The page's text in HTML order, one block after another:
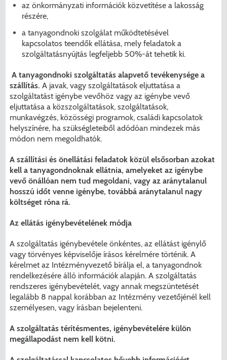
az önkormányzati információk közvetítése a lakosság
részére,
a tanyagondnoki szolgálat működtetésével
kapcsolatos teendők ellátása, mely feladatok a
szolgáltatásnyújtás legfeljebb 50%-át tehetik ki.
A tanyagondnoki szolgáltatás alapvető tevékenysége a
szállítás. A javak, vagy szolgáltatások eljuttatása a
szolgáltatást igénybe vevőhöz vagy az igénybe vevő
eljuttatása a közszolgáltatások, szolgáltatások,
munkavégzés, közösségi programok, családi kapcsolatok
helyszínére, ha szükségleteiből adódóan mindezek más
módon nem megoldhatók.
A szállítási és önellátási feladatok közül elsősorban azokat
kell a tanyagondnoknak ellátnia, amelyeket az igénybe
vevő önállóan nem tud megoldani, vagy az aránytalanul
hosszú időt venne igénybe, továbbá aránytalanul nagy
költséget róna rá.
Az ellátás igénybevételének módja
A szolgáltatás igénybevétele önkéntes, az ellátást igénylő
vagy törvényes képviselője írásos kérelmére történik. A
kérelmet az Intézményvezető bírálja el, a tanyagondnok
rendelkezésére álló információk alapján. A szolgáltatás
rendszeres igénybevételét, vagy annak megszüntetését
legalább 8 nappal korábban az Intézmény vezetőjénél kell
személyesen, vagy írásban bejelenteni.
A szolgáltatás térítésmentes, igénybevételére külön
megállapodást nem kell kötni.